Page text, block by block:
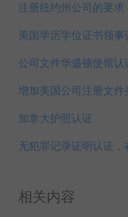
注册纽约州公司的要求
美国学历学位证书领事
增加美国公司注册文件
加拿大护照认证
相关内容